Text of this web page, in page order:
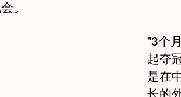
。
”3个
起夺
是在
长的